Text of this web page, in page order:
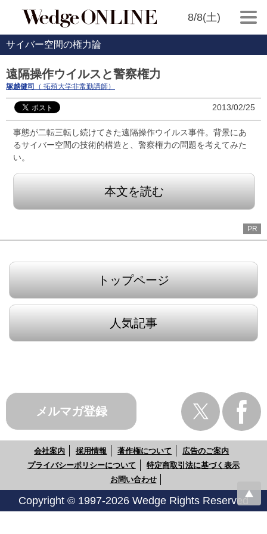
8/8(土)
サイバー空間の権力論
遠隔操作ウイルスと警察権力
塚越健司 （ 拓殖大学非常勤講師）
2013/02/25
事態が二転三転し続けてきた遠隔操作ウイルス事件。背景にあ
るサイバー空間の技術的構造と、警察権力の問題を考えてみた
い。
本文を読む
PR
トップページ
人気記事
メルマガ登録
会社案内 採用情報 著作権について
広告のご案内
プライバシーポリシーについて
特定商取引法に基づく表示
お問い合わせ
Copyright © 1997-2026 Wedge Rights Reserved